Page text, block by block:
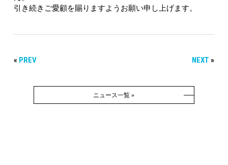
引き続きご愛顧を賜りますようお願い申し上げます。
« PREV NEXT »
ニュース一覧 »